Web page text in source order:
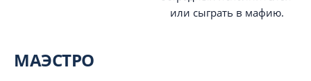
или сыграть в мафию.
МАЭСТРО